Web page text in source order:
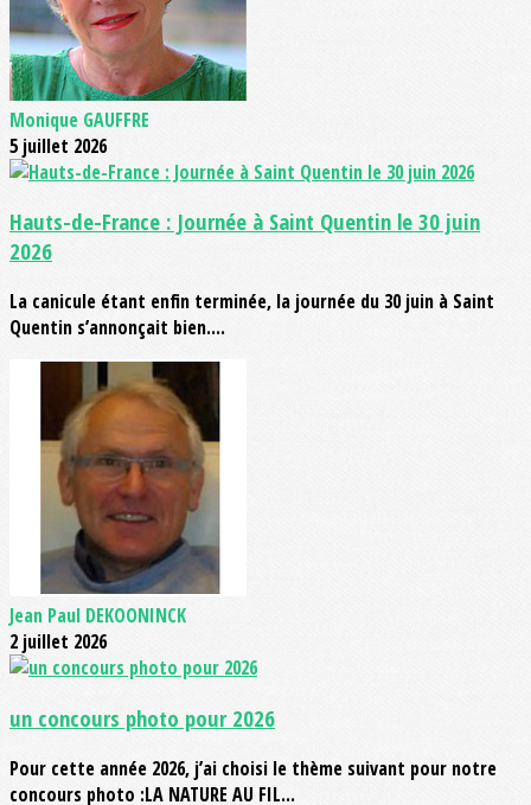
Monique GAUFFRE
5 juillet 2026
Hauts-de-France : Journée à Saint Quentin le 30 juin
2026
La canicule étant enfin terminée, la journée du 30 juin à Saint
Quentin s’annonçait bien....
Jean Paul DEKOONINCK
2 juillet 2026
un concours photo pour 2026
Pour cette année 2026, j’ai choisi le thème suivant pour notre
concours photo :LA NATURE AU FIL...